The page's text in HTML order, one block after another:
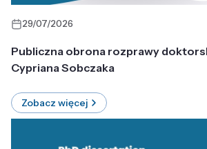
29/07/2026
Publiczna obrona rozprawy
Cypriana Sobczaka
Zobacz więcej